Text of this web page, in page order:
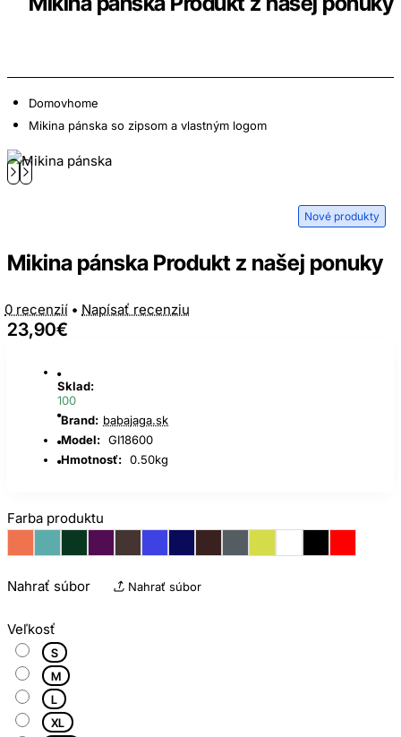
Domovhome
Mikina pánska so zipsom a vlastným logom
Nové produkty
Mikina pánska Produkt z našej ponuky
0 recenzií • Napísať recenziu
23,90€
Sklad:
100
Brand: babajaga.sk
Model: GI18600
Hmotnosť: 0.50kg
Farba produktu
Nahrať súbor Nahrať súbor
Veľkosť
S
M
L
XL